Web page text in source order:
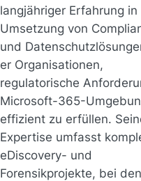
langjähriger Erfahrung in
Umsetzung von
und
er Organisationen,
regulatorische
Microsoft-365-
effizient zu erfüllen.
Expertise umfasst
eDiscovery- und
Forensikprojekte, bei